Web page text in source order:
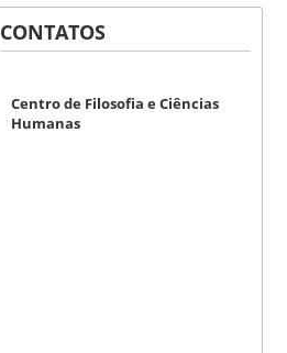
CONTATOS
Centro de Filosofia e Ciências
Humanas